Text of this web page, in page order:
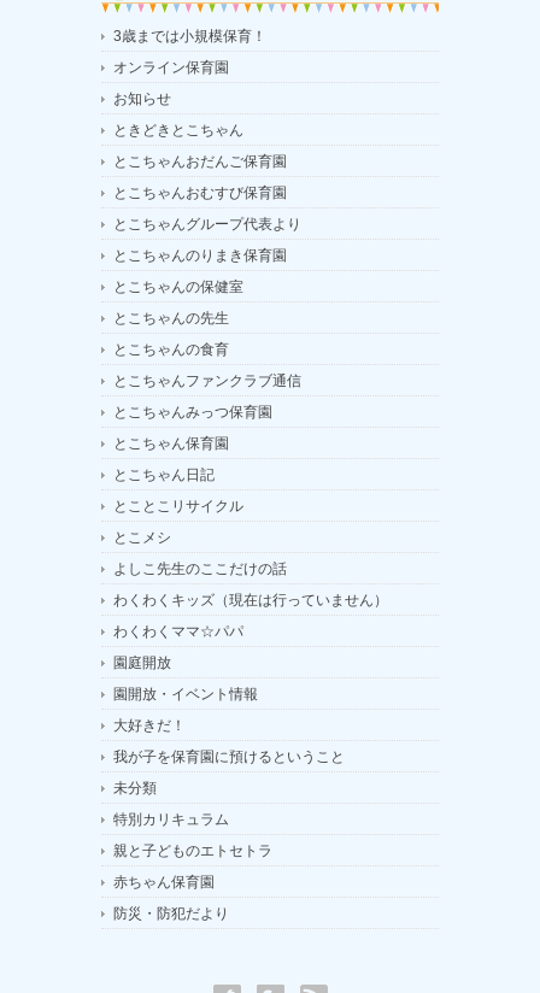
3歳までは小規模保育！
オンライン保育園
お知らせ
ときどきとこちゃん
とこちゃんおだんご保育園
とこちゃんおむすび保育園
とこちゃんグループ代表より
とこちゃんのりまき保育園
とこちゃんの保健室
とこちゃんの先生
とこちゃんの食育
とこちゃんファンクラブ通信
とこちゃんみっつ保育園
とこちゃん保育園
とこちゃん日記
とことこリサイクル
とこメシ
よしこ先生のここだけの話
わくわくキッズ（現在は行っていません）
わくわくママ☆パパ
園庭開放
園開放・イベント情報
大好きだ！
我が子を保育園に預けるということ
未分類
特別カリキュラム
親と子どものエトセトラ
赤ちゃん保育園
防災・防犯だより